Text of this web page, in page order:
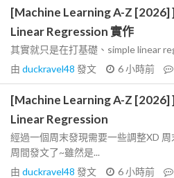
[Machine Learning A-Z [2026]
Linear Regression 實作
其實就只是在打基礎、simple linear
由 duckravel48 發文 6 小時前
[Machine Learning A-Z [2026]
Linear Regression
經過一個周末發現需要一些調整XD
周間發文了~雖然是...
由 duckravel48 發文 6 小時前